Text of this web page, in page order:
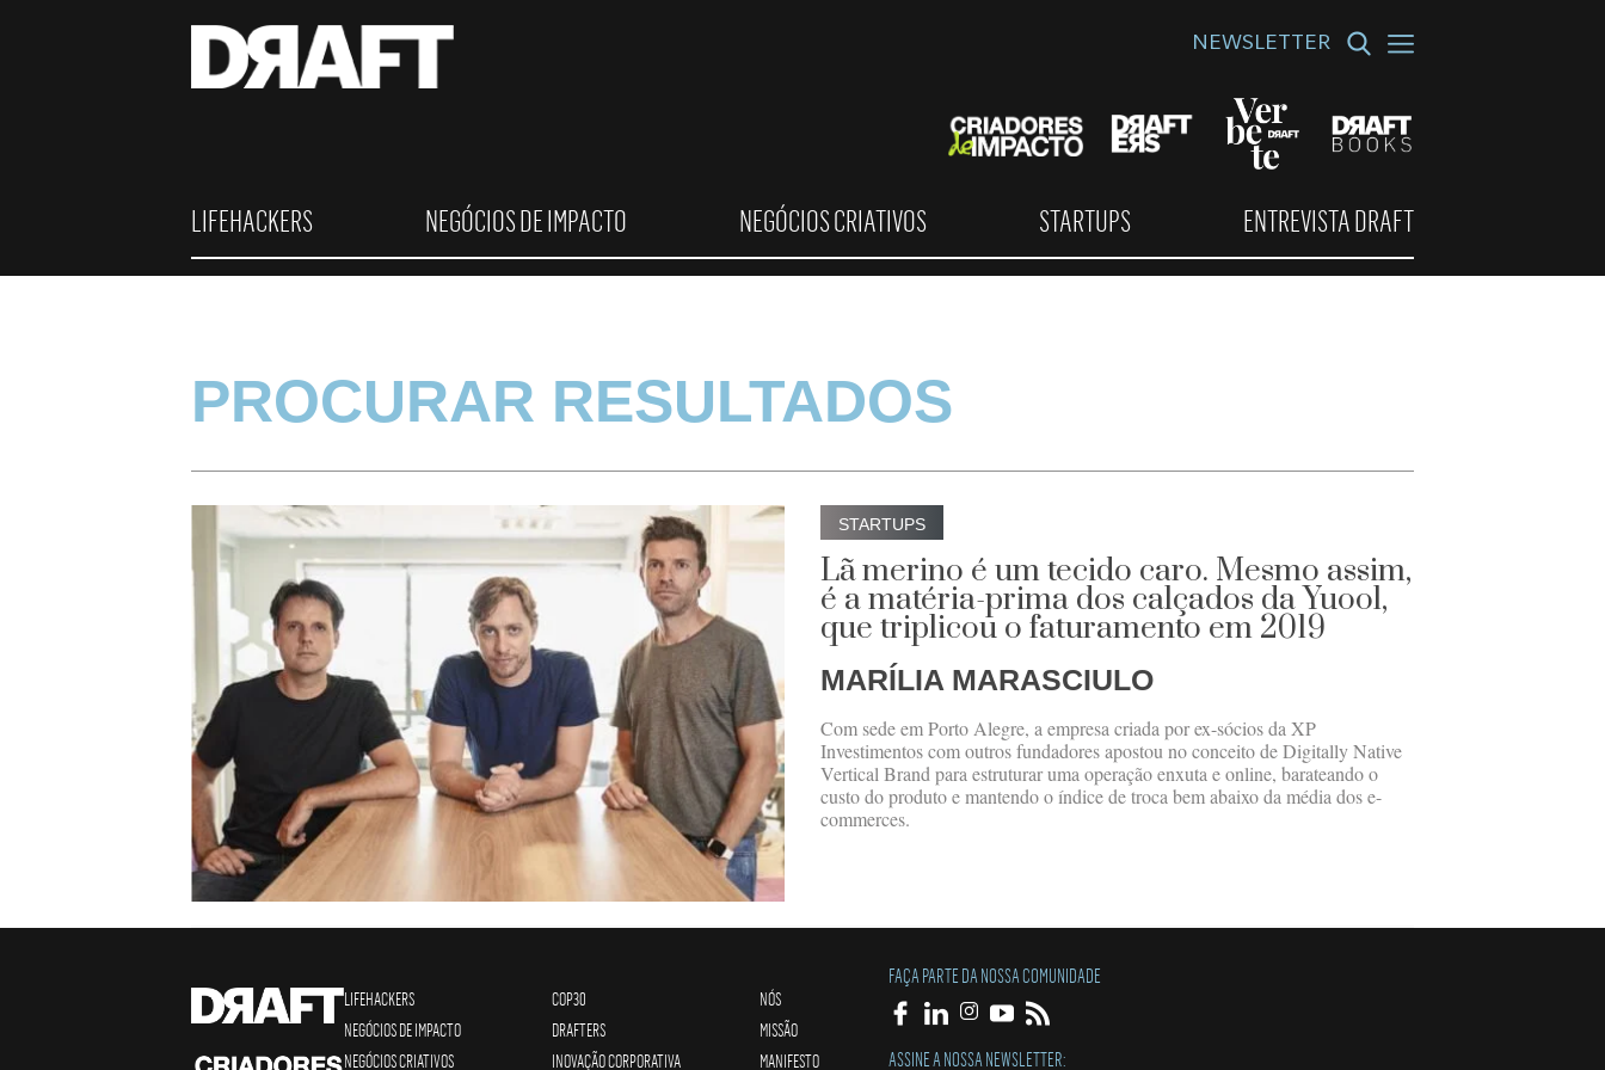
NEWSLETTER
LIFEHACKERS NEGÓCIOS DE IMPACTO NEGÓCIOS CRIATIVOS STARTUPS ENTREVISTA DRAFT
PROCURAR RESULTADOS
STARTUPS
Lã merino é um tecido caro. Mesmo assim,
é a matéria-prima dos calçados da Yuool,
que triplicou o faturamento em 2019
MARÍLIA MARASCIULO
Com sede em Porto Alegre, a empresa criada por ex-sócios da XP
Investimentos com outros fundadores apostou no conceito de Digitally Native
Vertical Brand para estruturar uma operação enxuta e online, barateando o
custo do produto e mantendo o índice de troca bem abaixo da média dos e-
commerces.
LIFEHACKERS
NEGÓCIOS DE IMPACTO
NEGÓCIOS CRIATIVOS
COP30
DRAFTERS
INOVAÇÃO CORPORATIVA
NÓS
MISSÃO
MANIFESTO
FAÇA PARTE DA NOSSA COMUNIDADE
ASSINE A NOSSA NEWSLETTER: